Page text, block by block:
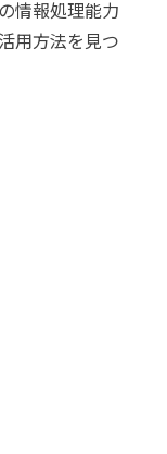
情報処理能力
用方法を見つ